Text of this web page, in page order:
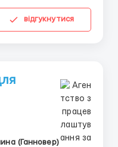
відгукнутися
(Ганновер)